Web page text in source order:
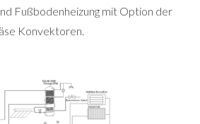
Fußbodenheizung mit Option der
Konvektoren.